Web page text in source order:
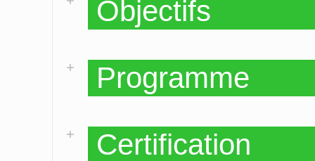
Objectifs
Programme
Certification